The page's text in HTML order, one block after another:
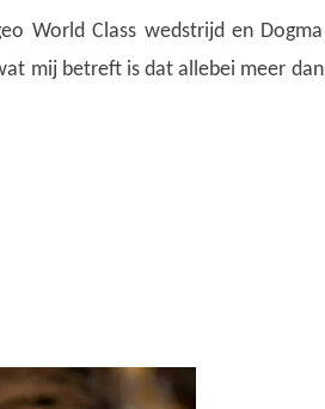
World Class wedstrijd en Dogma
mij betreft is dat allebei meer dan